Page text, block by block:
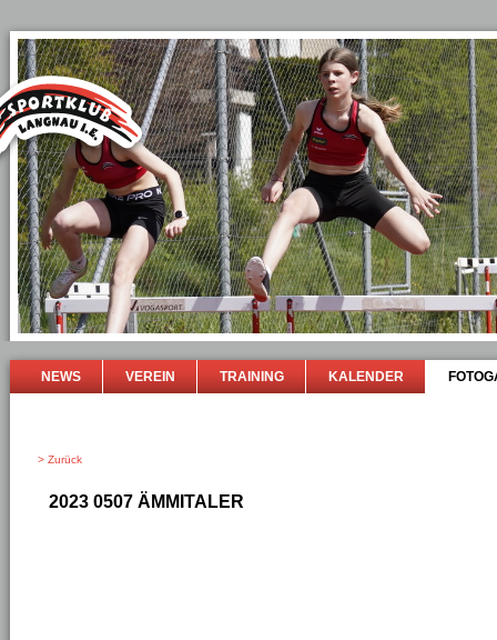
NEWS VEREIN TRAINING KALENDER
> Zurück
2023 0507 ÄMMITALER